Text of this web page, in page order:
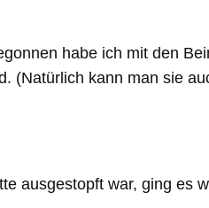
habe ich mit den
(Natürlich kann man sie
ausgestopft war, ging es